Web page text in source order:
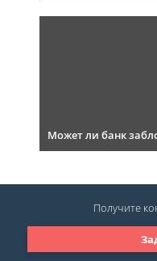
Может ли банк
Получите